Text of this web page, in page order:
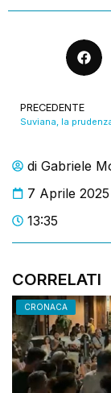
di Gabriele
7 Aprile 2025
13:35
CORRELATI
CRONACA
PRECEDENTE